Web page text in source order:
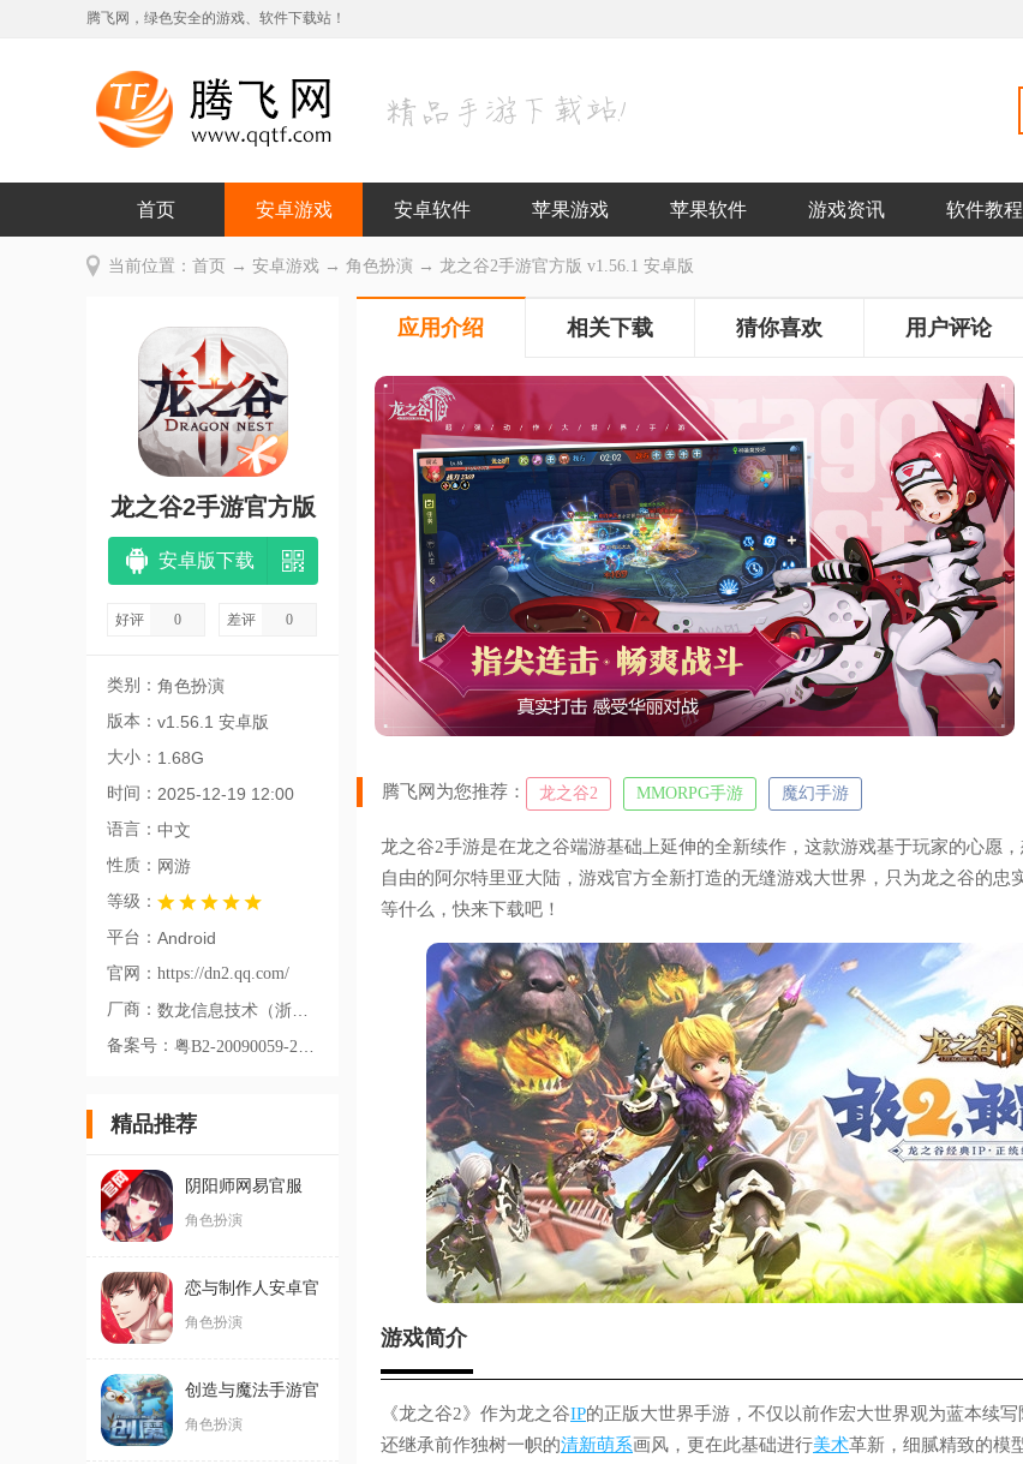
腾飞网，绿色安全的游戏、软件下载站！
首页 安卓游戏 安卓软件 苹果游戏 苹果软件 游戏资讯 软件教程
当前位置： 首页 → 安卓游戏 → 角色扮演 → 龙之谷2手游官方版 v1.56.1 安卓版
龙之谷2手游官方版
安卓版下载
好评 0 差评 0
类别： 角色扮演
版本： v1.56.1 安卓版
大小： 1.68G
时间： 2025-12-19 12:00
语言： 中文
性质： 网游
等级：
平台： Android
官网： https://dn2.qq.com/
厂商： 数龙信息技术（浙江）有限公司
备案号： 粤B2-20090059-2006A
精品推荐
阴阳师网易官服
角色扮演
恋与制作人安卓官
服
角色扮演
创造与魔法手游官
方版
角色扮演
应用介绍 相关下载 猜你喜欢 用户评论
腾飞网为您推荐： 龙之谷2 MMORPG手游 魔幻手游
龙之谷2手游是在龙之谷端游基础上延伸的全新续作，这款游戏基于玩家的心愿
自由的阿尔特里亚大陆，游戏官方全新打造的无缝游戏大世界，只为龙之谷的忠
等什么，快来下载吧！
游戏简介
《龙之谷2》作为龙之谷IP的正版大世界手游，不仅以前作宏大世界观为蓝本续写
还继承前作独树一帜的清新萌系画风，更在此基础进行美术革新，细腻精致的模